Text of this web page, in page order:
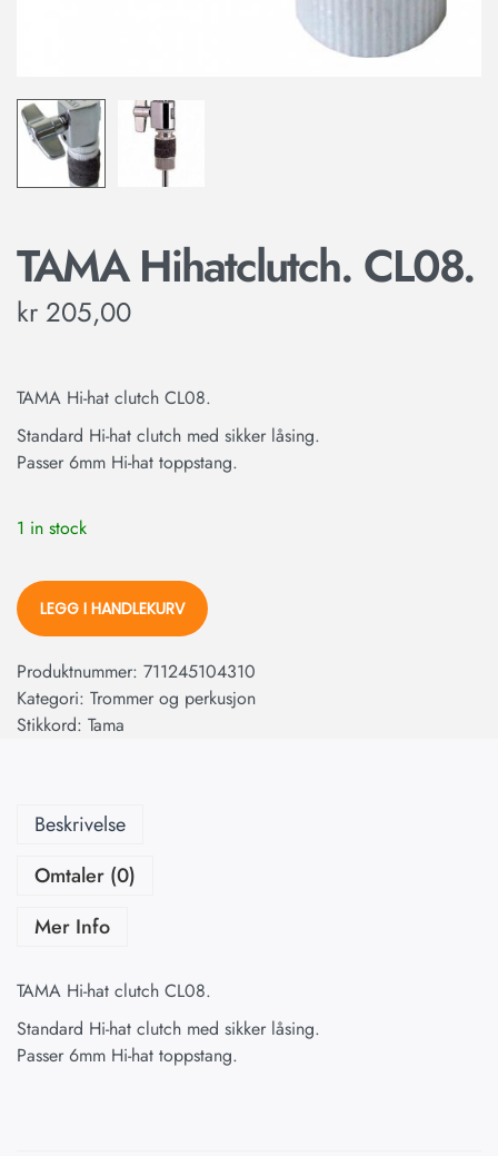
TAMA Hihatclutch. CL08.
kr 205,00
TAMA Hi-hat clutch CL08.
Standard Hi-hat clutch med sikker låsing.
Passer 6mm Hi-hat toppstang.
1 in stock
LEGG I HANDLEKURV
Produktnummer: 711245104310
Kategori: Trommer og perkusjon
Stikkord: Tama
Beskrivelse
Omtaler (0)
Mer Info
TAMA Hi-hat clutch CL08.
Standard Hi-hat clutch med sikker låsing.
Passer 6mm Hi-hat toppstang.